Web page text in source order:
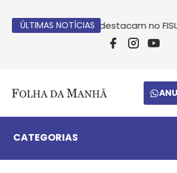
ÚLTIMAS NOTÍCIAS
se destacam no FISU America
CATEGORIAS